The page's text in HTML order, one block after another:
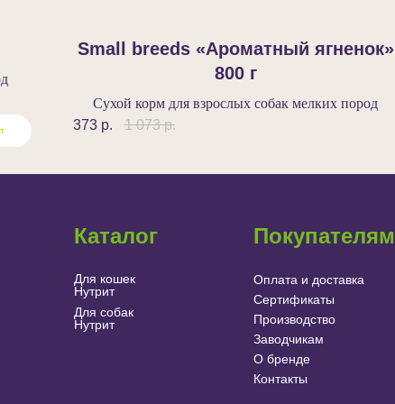
Small breeds «Ароматный ягненок»‎
800 г
Сухой корм для взрослых собак мелких пород
373 р. 1 073 р.
Каталог Покупателям
Для кошек
Нутрит
Для собак
Нутрит
Оплата и доставка
Сертификаты
Контакты
Производство
Заводчикам
О бренде